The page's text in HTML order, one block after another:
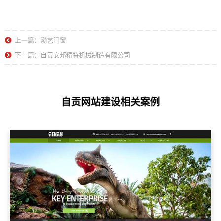
上一篇：渤艺门窗
下一篇：自贡安邦精特机械制造有限公司
自贡网站建设相关案例